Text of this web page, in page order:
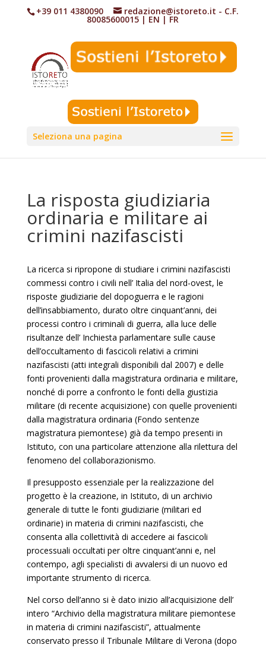
+39 011 4380090 redazione@istoreto.it - C.F.
80085600015 | EN |FR
Seleziona una pagina
La risposta giudiziaria
ordinaria e militare ai
crimini nazifascisti
La ricerca si ripropone di studiare i crimini nazifascisti
commessi contro i civili nell’ Italia del nord-ovest, le
risposte giudiziarie del dopoguerra e le ragioni
dell’insabbiamento, durato oltre cinquant’anni, dei
processi contro i criminali di guerra, alla luce delle
risultanze dell’ Inchiesta parlamentare sulle cause
dell’occultamento di fascicoli relativi a crimini
nazifascisti (atti integrali disponibili dal 2007) e delle
fonti provenienti dalla magistratura ordinaria e militare,
nonché di porre a confronto le fonti della giustizia
militare (di recente acquisizione) con quelle provenienti
dalla magistratura ordinaria (Fondo sentenze
magistratura piemontese) già da tempo presenti in
Istituto, con una particolare attenzione alla rilettura del
fenomeno del collaborazionismo.
Il presupposto essenziale per la realizzazione del
progetto è la creazione, in Istituto, di un archivio
generale di tutte le fonti giudiziarie (militari ed
ordinarie) in materia di crimini nazifascisti, che
consenta alla collettività di accedere ai fascicoli
processuali occultati per oltre cinquant’anni e, nel
contempo, agli specialisti di avvalersi di un nuovo ed
importante strumento di ricerca.
Nel corso dell’anno si è dato inizio all’acquisizione dell’
intero “Archivio della magistratura militare piemontese
in materia di crimini nazifascisti”, attualmente
conservato presso il Tribunale Militare di Verona (dopo